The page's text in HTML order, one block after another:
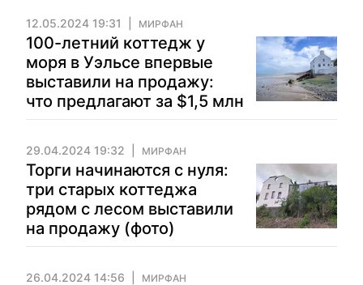
12.05.2024 19:31 МИРФАН
100-летний коттедж у
моря в Уэльсе впервые
выставили на продажу:
что предлагают за $1,5 млн
29.04.2024 19:32 МИРФАН
Торги начинаются с нуля:
три старых коттеджа
рядом с лесом выставили
на продажу (фото)
26.04.2024 14:56 МИРФАН